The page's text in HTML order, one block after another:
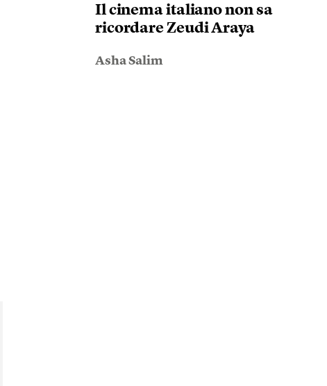
Il cinema italiano non sa
ricordare Zeudi Araya
Asha Salim